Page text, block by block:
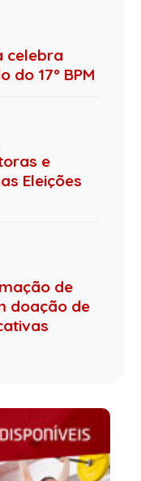
celebra
do 17º BPM
e
Eleições
de
doação de